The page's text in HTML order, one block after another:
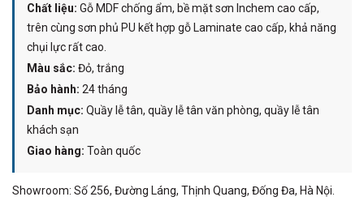
Chất liệu: Gỗ MDF chống ẩm, bề mặt sơn Inchem cao cấp,
trên cùng sơn phủ PU kết hợp gỗ Laminate cao cấp, khả năng
chụi lực rất cao.
Màu sắc: Đỏ, trắng
Bảo hành: 24 tháng
Danh mục: Quầy lễ tân, quầy lễ tân văn phòng, quầy lễ tân
khách sạn
Giao hàng: Toàn quốc
Showroom: Số 256, Đường Láng, Thịnh Quang, Đống Đa, Hà Nội.